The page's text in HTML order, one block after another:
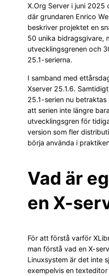
X.Org Server i juni 2025
där grundaren Enrico
beskriver projektet en
50 unika bidragsgivare,
utvecklingsgrenen och
25.1-serierna.
I samband med
Xserver 25.1.6.
25.1-serien nu
att serien inte längre
utvecklingsgren för
version som fler
börja använda i
Vad är
en X-
För att förstå varför
man förstå vad en X-
Linuxsystem är det inte
exempelvis en